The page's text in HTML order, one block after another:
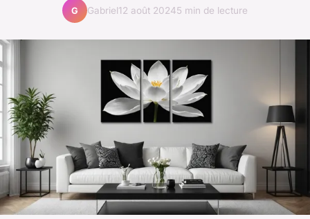
G Gabriel12 août 20245 min de lecture